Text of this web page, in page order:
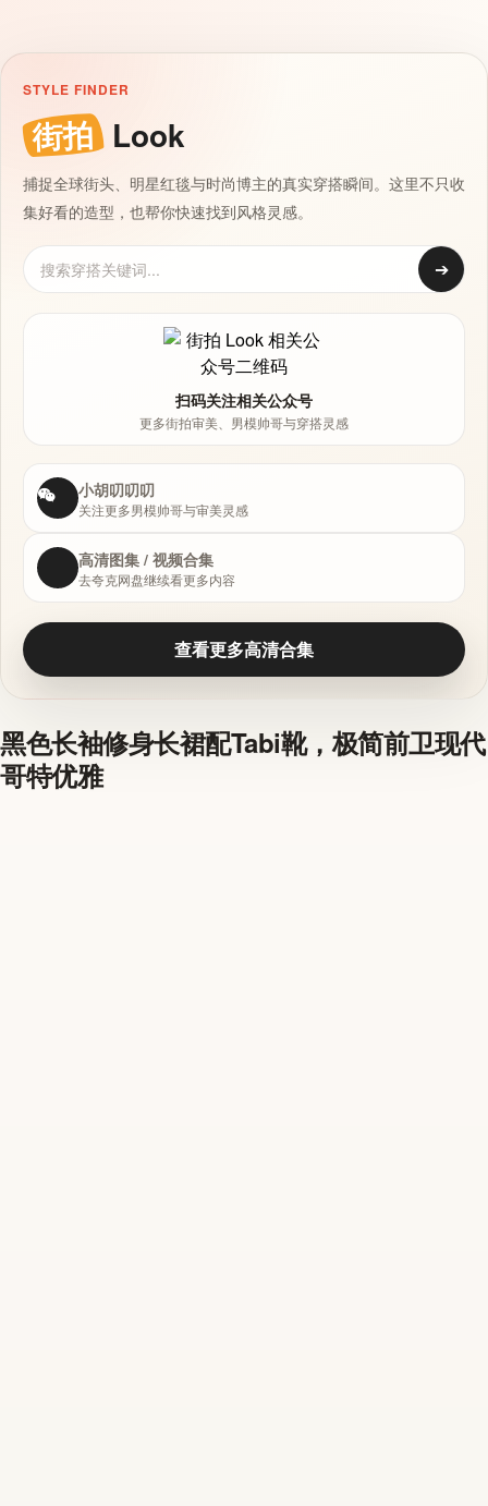
STYLE FINDER
街拍 Look
捕捉全球街头、明星红毯与时尚博主的真实穿搭瞬间。这里不只收
集好看的造型，也帮你快速找到风格灵感。
➔
扫码关注相关公众号
更多街拍审美、男模帅哥与穿搭灵感
小胡叨叨叨
关注更多男模帅哥与审美灵感
高清图集 / 视频合集
去夸克网盘继续看更多内容
查看更多高清合集
黑色长袖修身长裙配Tabi靴，极简前卫现代
哥特优雅